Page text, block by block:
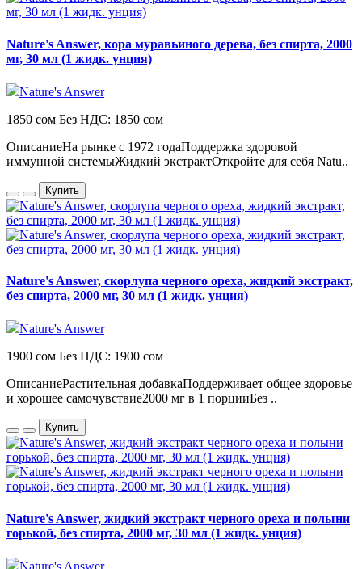
Nature's Answer, кора муравьиного дерева, без спирта, 2000
мг, 30 мл (1 жидк. унция)
Nature's Answer
1850 сом Без НДС: 1850 сом
ОписаниеНа рынке с 1972 годаПоддержка здоровой
иммунной системыЖидкий экстрактОткройте для себя Natu..
Купить
Nature's Answer, скорлупа черного ореха, жидкий экстракт,
без спирта, 2000 мг, 30 мл (1 жидк. унция)
Nature's Answer
1900 сом Без НДС: 1900 сом
ОписаниеРастительная добавкаПоддерживает общее здоровье
и хорошее самочувствие2000 мг в 1 порцииБез ..
Купить
Nature's Answer, жидкий экстракт черного ореха и полыни
горькой, без спирта, 2000 мг, 30 мл (1 жидк. унция)
Nature's Answer